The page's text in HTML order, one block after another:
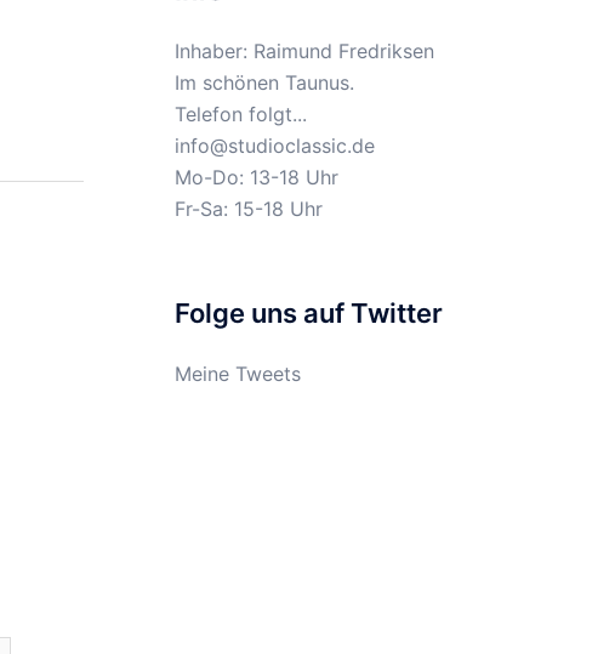
Inhaber: Raimund Fredriksen
Im schönen Taunus.
Telefon folgt...
info@studioclassic.de
Mo-Do: 13-18 Uhr
Fr-Sa: 15-18 Uhr
Folge uns auf Twitter
Meine Tweets